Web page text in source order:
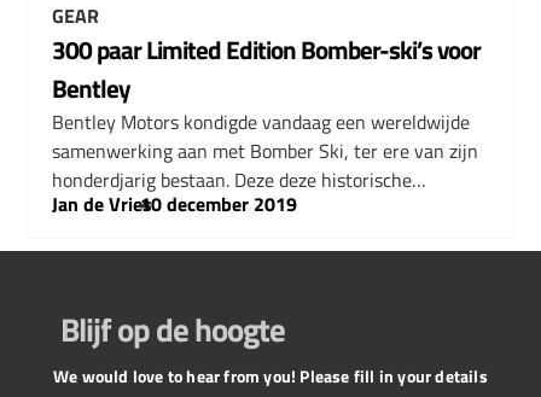
GEAR
300 paar Limited Edition Bomber-ski’s voor
Bentley
Bentley Motors kondigde vandaag een wereldwijde
samenwerking aan met Bomber Ski, ter ere van zijn
honderdjarig bestaan. Deze deze historische…
Jan de Vries
–
10 december 2019
Blijf op de hoogte
We would love to hear from you! Please fill in your details